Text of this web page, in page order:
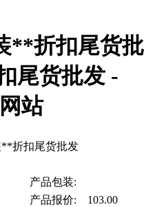
**折扣尾货批
尾货批发 -
站
折扣尾货批发
产品包装:
产品报价: 103.00